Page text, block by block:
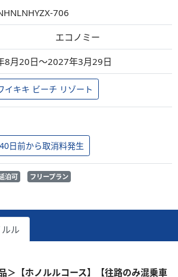
706
エコノミー
8月20日～2027年3月29日
イキキ ビーチ リゾート
日前から取消料発生
泊可 フリープラン
ル
＞【ホノルルコース】【往路のみ混乗車